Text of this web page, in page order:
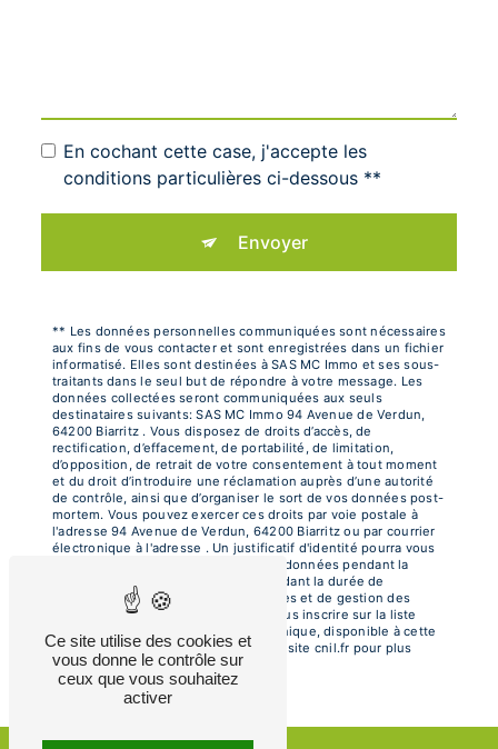
En cochant cette case, j'accepte les
conditions particulières ci-dessous **
Envoyer
** Les données personnelles communiquées sont nécessaires
aux fins de vous contacter et sont enregistrées dans un fichier
informatisé. Elles sont destinées à SAS MC Immo et ses sous-
traitants dans le seul but de répondre à votre message. Les
données collectées seront communiquées aux seuls
destinataires suivants: SAS MC Immo 94 Avenue de Verdun,
64200 Biarritz . Vous disposez de droits d’accès, de
rectification, d’effacement, de portabilité, de limitation,
d’opposition, de retrait de votre consentement à tout moment
et du droit d’introduire une réclamation auprès d’une autorité
de contrôle, ainsi que d’organiser le sort de vos données post-
mortem. Vous pouvez exercer ces droits par voie postale à
l'adresse 94 Avenue de Verdun, 64200 Biarritz ou par courrier
électronique à l'adresse . Un justificatif d'identité pourra vous
être demandé. Nous conservons vos données pendant la
période de prise de contact puis pendant la durée de
prescription légale aux fins probatoires et de gestion des
contentieux. Vous avez le droit de vous inscrire sur la liste
d'opposition au démarchage téléphonique, disponible à cette
adresse: Bloctel.gouv.fr. Consultez le site cnil.fr pour plus
d’informations sur vos droits.
Ce site utilise des cookies et
vous donne le contrôle sur
ceux que vous souhaitez
activer